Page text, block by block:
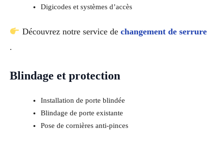
Digicodes et systèmes d’accès
Découvrez notre service de changement de serrure
.
Blindage et protection
Installation de porte blindée
Blindage de porte existante
Pose de cornières anti-pinces